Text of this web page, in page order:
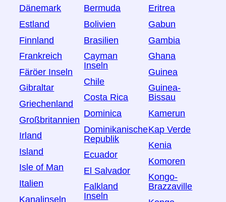
Dänemark
Estland
Finnland
Frankreich
Färöer Inseln
Gibraltar
Griechenland
Großbritannien
Irland
Island
Isle of Man
Italien
Kanalinseln
Bermuda
Bolivien
Brasilien
Cayman
Inseln
Chile
Costa Rica
Dominica
Dominikanische
Republik
Ecuador
El Salvador
Falkland
Inseln
Eritrea
Gabun
Gambia
Ghana
Guinea
Guinea-
Bissau
Kamerun
Kap Verde
Kenia
Komoren
Kongo-
Brazzaville